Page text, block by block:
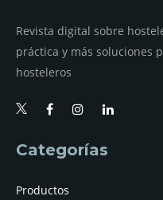
Revista digital sobre
práctica y más soluciones
hosteleros
Categorías
Productos